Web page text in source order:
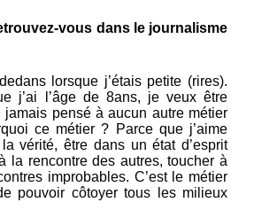
vous dans le journalisme
lorsque j’étais petite (rires).
j’ai l’âge de 8ans, je veux être
jamais pensé à aucun autre métier
ce métier ? Parce que j’aime
vérité, être dans un état d’esprit
la rencontre des autres, toucher à
improbables. C’est le métier
pouvoir côtoyer tous les milieux